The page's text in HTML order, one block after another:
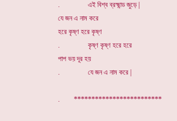
. এই বিশ্ব ব্রহ্মান্ড জুড়ে |
যে জন এ নাম করে
হরে কৃষ্ণ হরে কৃষ্ণ
. কৃষ্ণ কৃষ্ণ হরে হরে
পাপ ভয় দূর হয়
. যে জন এ নাম করে |
. *************************